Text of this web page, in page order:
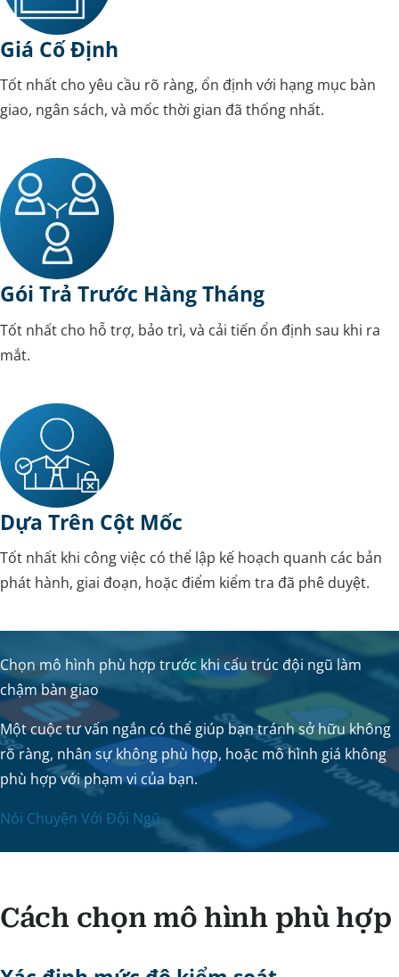
Giá Cố Định
Tốt nhất cho yêu cầu rõ ràng, ổn định với hạng mục bàn
giao, ngân sách, và mốc thời gian đã thống nhất.
Gói Trả Trước Hàng Tháng
Tốt nhất cho hỗ trợ, bảo trì, và cải tiến ổn định sau khi ra
mắt.
Dựa Trên Cột Mốc
Tốt nhất khi công việc có thể lập kế hoạch quanh các bản
phát hành, giai đoạn, hoặc điểm kiểm tra đã phê duyệt.
Chọn mô hình phù hợp trước khi cấu trúc đội ngũ làm
chậm bàn giao
Một cuộc tư vấn ngắn có thể giúp bạn tránh sở hữu không
rõ ràng, nhân sự không phù hợp, hoặc mô hình giá không
phù hợp với phạm vi của bạn.
Nói Chuyện Với Đội Ngũ
Cách chọn mô hình phù hợp